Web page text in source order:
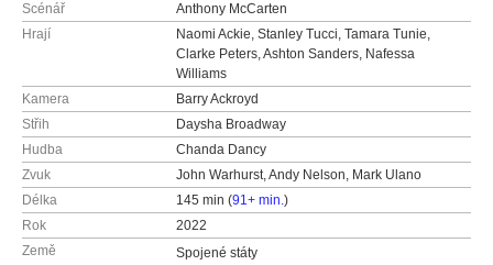
Scénář
Anthony McCarten
Hrají
Naomi Ackie, Stanley Tucci, Tamara Tunie,
Clarke Peters, Ashton Sanders, Nafessa
Williams
Kamera
Barry Ackroyd
Střih
Daysha Broadway
Hudba
Chanda Dancy
Zvuk
John Warhurst, Andy Nelson, Mark Ulano
Délka
145 min (91+ min.)
Rok
2022
Země
Spojené státy